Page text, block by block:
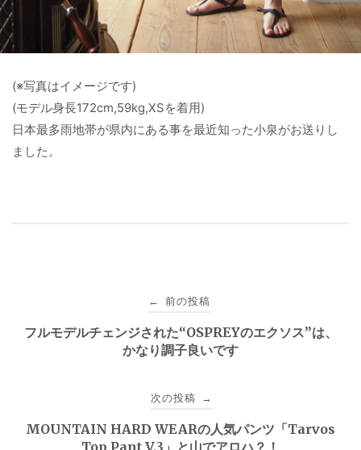
(※写真はイメージです)
(モデル身長172cm,59kg,XSを着用)
日本最多雨地帯が県内にある事を最近知った小泉がお送りし
ました。
稿
ゲ
← 前の投稿
フルモデルチェンジされた“OSPREYのエクソス”は、
かなり調子良いです
次の投稿 →
MOUNTAIN HARD WEARの人気パンツ「Tarvos